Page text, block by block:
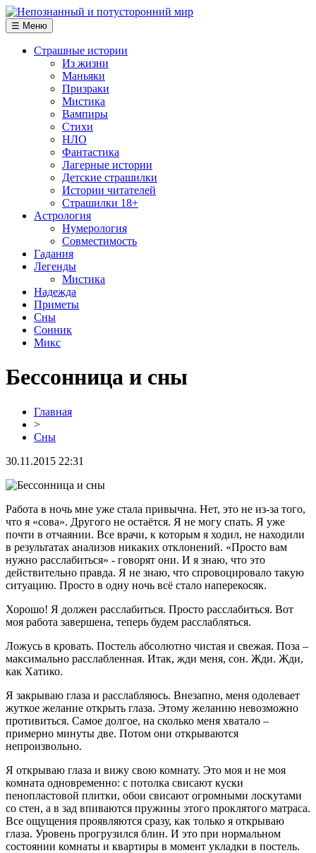
☰ Меню
Страшные истории
Из жизни
Маньяки
Призраки
Мистика
Вампиры
Стихи
НЛО
Фантастика
Лагерные истории
Детские страшилки
Истории читателей
Страшилки 18+
Астрология
Нумерология
Совместимость
Гадания
Легенды
Мистика
Надежда
Приметы
Сны
Сонник
Микс
Бессонница и сны
Главная
>
Сны
30.11.2015 22:31
Работа в ночь мне уже стала привычна. Нет, это не из-за того,
что я «сова». Другого не остаётся. Я не могу спать. Я уже
почти в отчаянии. Все врачи, к которым я ходил, не находили
в результатах анализов никаких отклонений. «Просто вам
нужно расслабиться» - говорят они. И я знаю, что это
действительно правда. Я не знаю, что спровоцировало такую
ситуацию. Просто в одну ночь всё стало наперекосяк.
Хорошо! Я должен расслабиться. Просто расслабиться. Вот
моя работа завершена, теперь будем расслабляться.
Ложусь в кровать. Постель абсолютно чистая и свежая. Поза –
максимально расслабленная. Итак, жди меня, сон. Жди. Жди,
как Хатико.
Я закрываю глаза и расслабляюсь. Внезапно, меня одолевает
жуткое желание открыть глаза. Этому желанию невозможно
противиться. Самое долгое, на сколько меня хватало –
примерно минуты две. Потом они открываются
непроизвольно.
Я открываю глаза и вижу свою комнату. Это моя и не моя
комната одновременно: с потолка свисают куски
пенопластовой плитки, обои свисают огромными лоскутами
со стен, а в зад впиваются пружины этого проклятого матраса.
Все ощущения проявляются сразу, как только я открываю
глаза. Уровень прогрузился блин. И это при нормальном
состоянии комнаты и квартиры в момент укладки в постель.